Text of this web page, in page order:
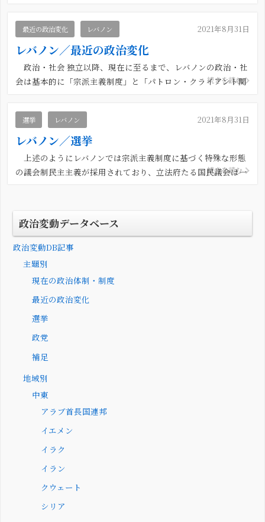
公用語はアラビア語であるが、英語やフランス語も多くの地域
で通じる。 宗教とエスニシティの観点から見れば、レ […]
最近の政治変化 レバノン 2021年8月31日
レバノン／最近の政治変化
政治・社会 独立以降、現在に至るまで、レバノンの政治・社
会は基本的に「宗派主義制度」と「パトロン・クライアント関
第一の「宗派主義」に関して、レバノンが18もの公認宗派集
団によって構成されるモザイク国家であることは既に述べ […]
続きを読む
選挙 レバノン 2021年8月31日
レバノン／選挙
上述のようにレバノンでは宗派主義制度に基づく特殊な形態
の議会制民主主義が採用されており、立法府たる国民議会は一
続きを読む
政治変動データベース
政治変動DB記事
主題別
現在の政治体制・制度
最近の政治変化
選挙
政党
補足
地域別
中東
アラブ首長国連邦
イエメン
イラク
イラン
クウェート
シリア